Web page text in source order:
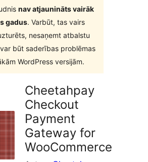
nav atjaunināts vairāk
gadus. Varbūt, tas vairs
nesaņemt atbalstu
būt saderības problēmas
WordPress versijām.
Cheetahpay
Checkout
Payment
Gateway for
WooCommerce